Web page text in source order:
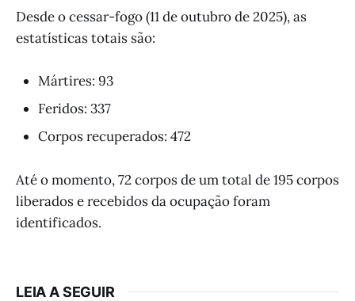
Desde o cessar-fogo (11 de outubro de 2025), as
estatísticas totais são:
Mártires: 93
Feridos: 337
Corpos recuperados: 472
Até o momento, 72 corpos de um total de 195 corpos
liberados e recebidos da ocupação foram
identificados.
LEIA A SEGUIR